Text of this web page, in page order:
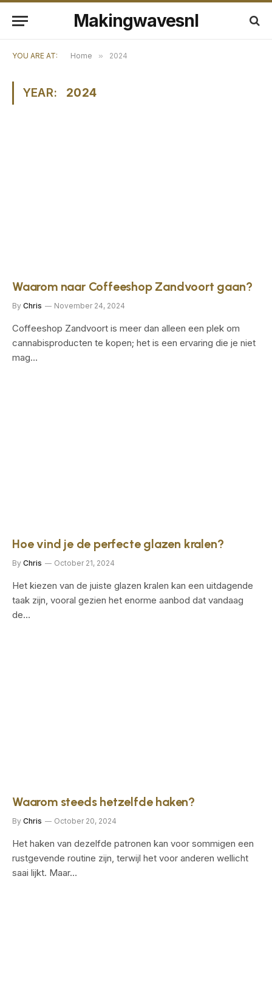
Makingwavesnl
YOU ARE AT: Home » 2024
YEAR: 2024
Waarom naar Coffeeshop Zandvoort gaan?
By Chris November 24, 2024
Coffeeshop Zandvoort is meer dan alleen een plek om
cannabisproducten te kopen; het is een ervaring die je niet
mag…
Hoe vind je de perfecte glazen kralen?
By Chris October 21, 2024
Het kiezen van de juiste glazen kralen kan een uitdagende
taak zijn, vooral gezien het enorme aanbod dat vandaag
de…
Waarom steeds hetzelfde haken?
By Chris October 20, 2024
Het haken van dezelfde patronen kan voor sommigen een
rustgevende routine zijn, terwijl het voor anderen wellicht
saai lijkt. Maar…